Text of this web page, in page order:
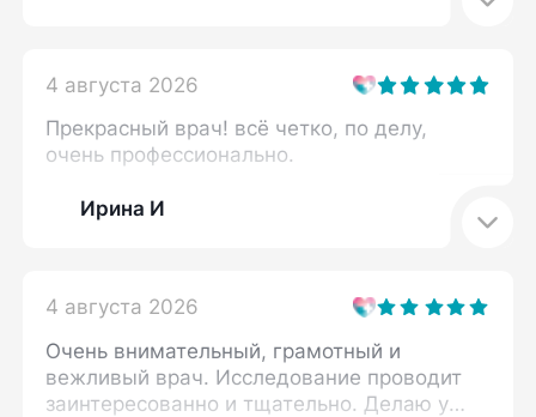
4 августа 2026
Прекрасный врач! всё четко, по делу,
очень профессионально.
Ирина И
4 августа 2026
Очень внимательный, грамотный и
вежливый врач. Исследование проводит
заинтересованно и тщательно. Делаю у